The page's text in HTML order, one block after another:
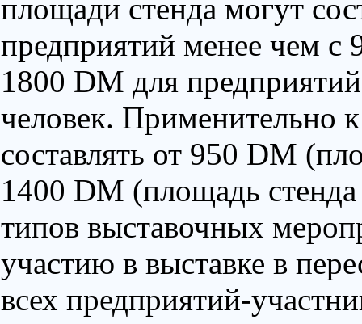
площади стенда могут
предприятий менее чем
1800 DM для
человек. Применительно
составлять от 950 DM
1400 DM (площадь
типов выставочных
участию в выставке в
всех предприятий-